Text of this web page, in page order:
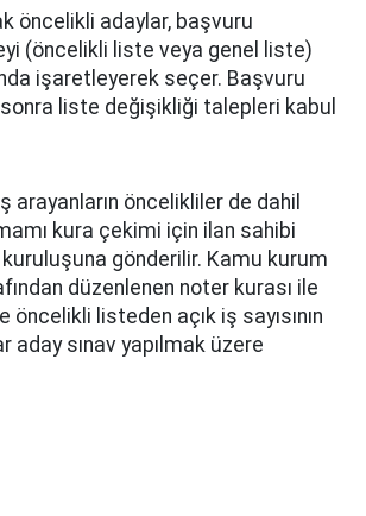
öncelikli adaylar, başvuru
(öncelikli liste veya genel liste)
işaretleyerek seçer. Başvuru
liste değişikliği talepleri kabul
arayanların öncelikliler de dahil
kura çekimi için ilan sahibi
gönderilir. Kamu kurum
düzenlenen noter kurası ile
öncelikli listeden açık iş sayısının
aday sınav yapılmak üzere